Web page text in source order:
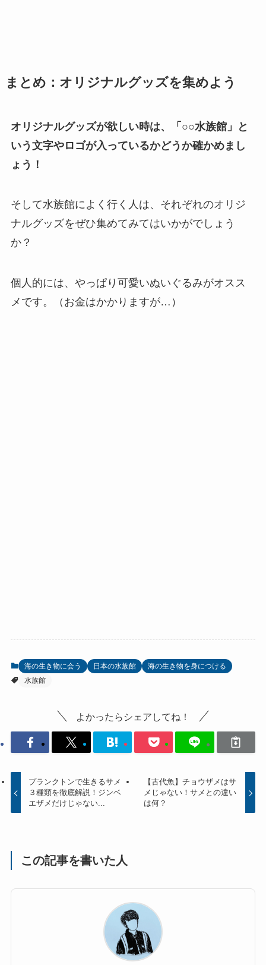
まとめ：オリジナルグッズを集めよう
オリジナルグッズが欲しい時は、「○○水族館」と
いう文字やロゴが入っているかどうか確かめまし
ょう！
そして水族館によく行く人は、それぞれのオリジ
ナルグッズをぜひ集めてみてはいかがでしょう
か？
個人的には、やっぱり可愛いぬいぐるみがオスス
メです。（お金はかかりますが…）
海の生き物に会う 日本の水族館
海の生き物を身につける
水族館
よかったらシェアしてね！
プランクトンで生きるサメ
３種類を徹底解説！ジンベ
エザメだけじゃない...
【古代魚】チョウザメはサ
メじゃない！サメとの違い
は何？
この記事を書いた人